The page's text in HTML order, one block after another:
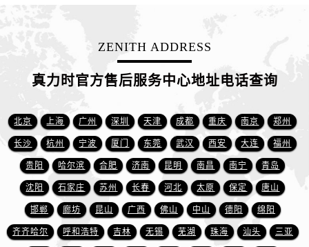
山东省德州市德城区东风中路真力时售后服务中心（需提前预约）
山东省济南市历下区经十路11111号华润中心写字楼（万象城）15层1508室真力时售后服务中心（需提前预约）
山东省济宁市任城区太白楼路真力时售后服务中心（需提前预约）
山东省莱芜市文化南路8号银座商城名表维修一楼名表维修真力时售后服务中心（需提前预约）
山东省临沂市兰山区解放路真力时售后服务中心（需提前预约）
山东省日照市东港区烟台路真力时售后服务中心（需提前预约）
山东省泰安市泰山区财源街道泰山大街真力时售后服务中心（需提前预约）
山东省威海市环翠区新威海路89号振华商厦一楼名表维修真力时售后服务中心（需提前预约）
ZENITH ADDRESS
真力时官方售后服务中心地址电话查询
北京 上海 广州 深圳 天津 成都 重庆 南京 郑州
长沙 杭州 宁波 厦门 东莞 武汉 西安 大连 福州
贵阳 哈尔滨 合肥 济南 昆明 南昌 南宁 青岛
沈阳 石家庄 苏州 长春 河北 太原 保定 唐山
邯郸 廊坊 昆山 广西 佛山 中山 德阳 绵阳
齐齐哈尔 呼和浩特 吉林 无锡 芜湖 珠海 汕头 三亚